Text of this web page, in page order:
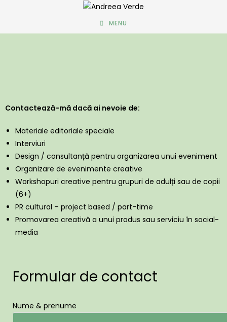
MENU
Contactează-mă dacă ai nevoie de:
Materiale editoriale speciale
Interviuri
Design / consultanță pentru organizarea unui eveniment
Organizare de evenimente creative
Workshopuri creative pentru grupuri de adulți sau de copii
(6+)
PR cultural – project based / part-time
Promovarea creativă a unui produs sau serviciu în social-
media
Formular de contact
Nume & prenume